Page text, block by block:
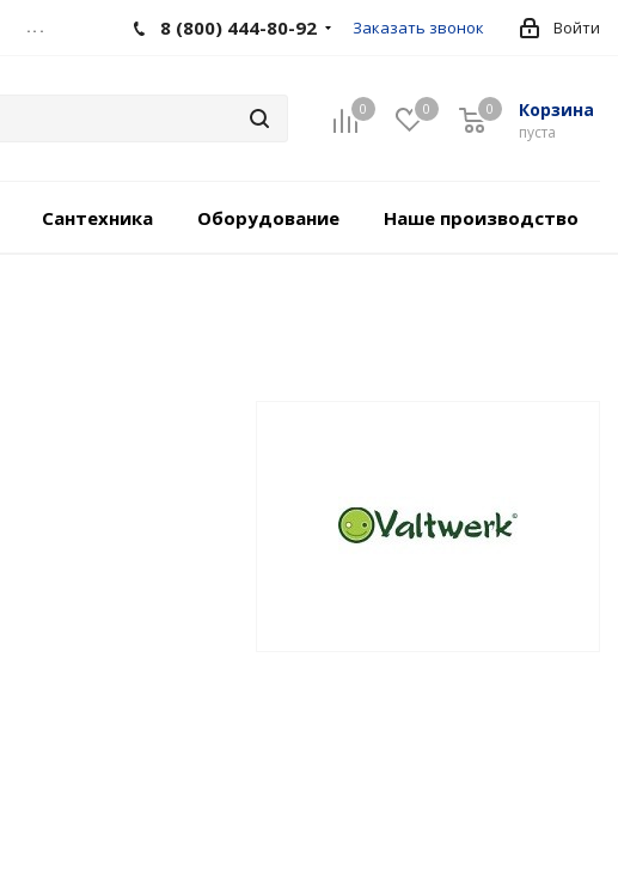
... Войти
8 (800) 444-80-92 Заказать звонок
0 0 Корзина
пуста
0
Сантехника Оборудование Наше производство